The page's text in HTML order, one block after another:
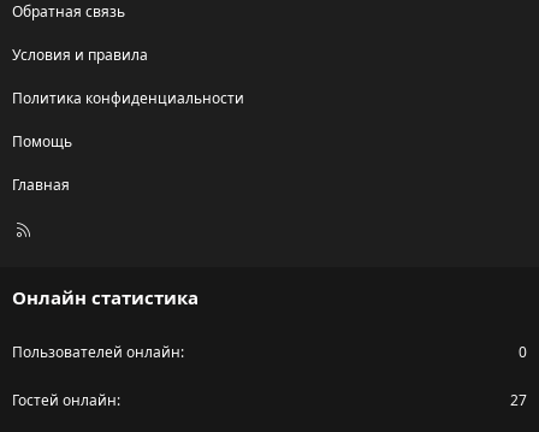
Обратная связь
Условия и правила
Политика конфиденциальности
Помощь
Главная
R
Онлайн статистика
Пользователей онлайн 0
Гостей онлайн 27